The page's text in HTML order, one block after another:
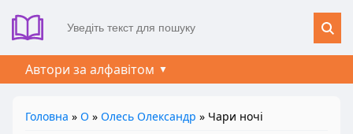
Автори за алфавітом
Головна » О » Олесь Олександр » Чари ночі